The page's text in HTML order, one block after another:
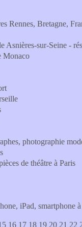
Rennes, Bretagne,
Asnières-sur-Seine -
Monaco
photographie
de théâtre à Paris
iPad, smartphone
16 17 18 19 20 21 22